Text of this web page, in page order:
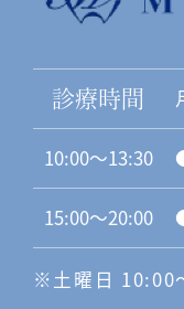
診療時間
10:00〜13:30
15:00〜20:00
※土曜日 10:00